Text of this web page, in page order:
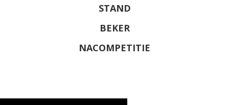
STAND
BEKER
NACOMPETITIE